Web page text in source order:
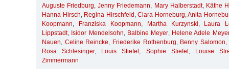
Auguste Friedburg,Jenny Friedemann, Mary Halberstadt, Käthe
Hanna Hirsch, Regina Hirschfeld , Clara Horneburg,Anita
Koopmann, Franziska Koopmann, Martha Kurzynski,
Laura
Lippstadt, Isidor Mendelsohn, Balbine Meyer, Helene Adele Meyer
Nauen, Celine Reincke, Friederike Rothenburg, Benny Salomon,
Rosa Schlesinger, Louis Stiefel , Sophie Stiefel ,
Louise
Zimmermann